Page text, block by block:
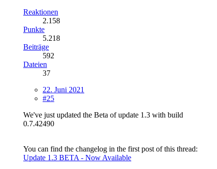
Reaktionen
2.158
Punkte
5.218
Beiträge
592
Dateien
37
22. Juni 2021
#25
We've just updated the Beta of update 1.3 with build
0.7.42490
You can find the changelog in the first post of this thread:
Update 1.3 BETA - Now Available